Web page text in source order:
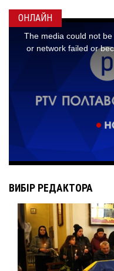
ОНЛАЙН
ВИБІР РЕДАКТОРА